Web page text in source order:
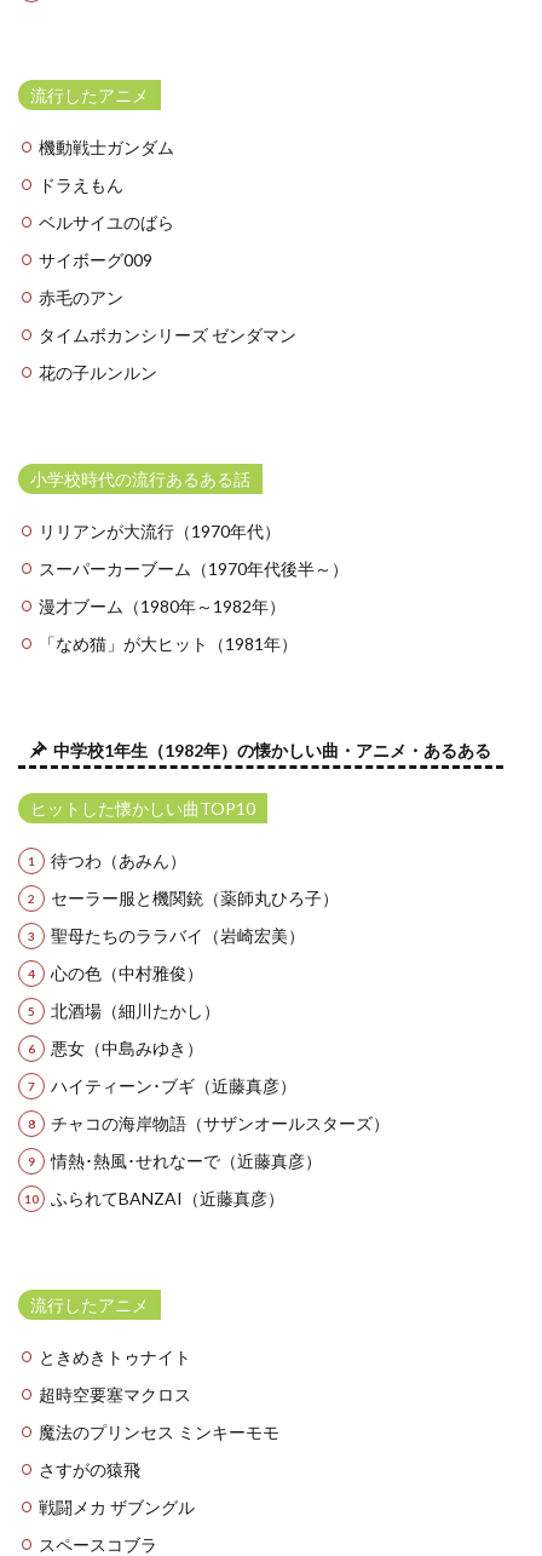
流行したアニメ
機動戦士ガンダム
ドラえもん
ベルサイユのばら
サイボーグ009
赤毛のアン
タイムボカンシリーズ ゼンダマン
花の子ルンルン
小学校時代の流行あるある話
リリアンが大流行（1970年代）
スーパーカーブーム（1970年代後半～）
漫才ブーム（1980年～1982年）
「なめ猫」が大ヒット（1981年）
中学校1年生（1982年）の懐かしい曲・アニメ・あるある
ヒットした懐かしい曲TOP10
待つわ（あみん）
セーラー服と機関銃（薬師丸ひろ子）
聖母たちのララバイ（岩崎宏美）
心の色（中村雅俊）
北酒場（細川たかし）
悪女（中島みゆき）
ハイティーン･ブギ（近藤真彦）
チャコの海岸物語（サザンオールスターズ）
情熱･熱風･せれなーで（近藤真彦）
ふられてBANZAI（近藤真彦）
流行したアニメ
ときめきトゥナイト
超時空要塞マクロス
魔法のプリンセス ミンキーモモ
さすがの猿飛
戦闘メカ ザブングル
スペースコブラ